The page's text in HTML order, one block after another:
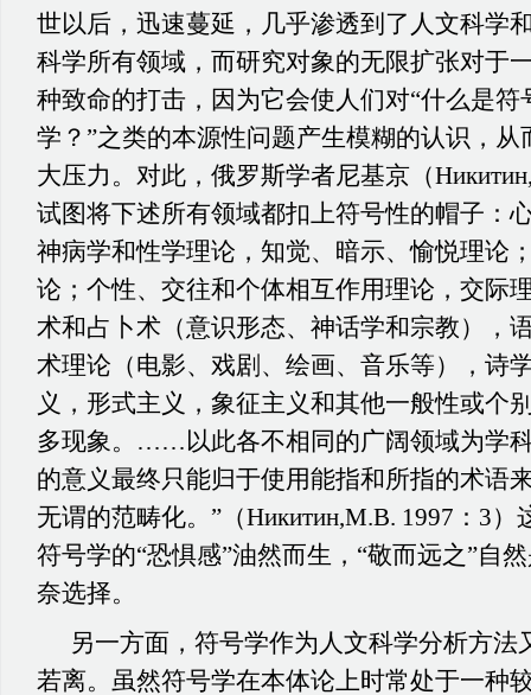
世以后，迅速蔓延，几乎渗透到了人文科学
科学所有领域，而研究对象的无限扩张对于
种致命的打击，因为它会使人们对“什么是符
学？”之类的本源性问题产生模糊的认识，
大压力。对此，俄罗斯学者尼基京（
试图将下述所有领域都扣上符号性的帽子：
神病学和性学理论，知觉、暗示、愉悦理论
论；个性、交往和个体相互作用理论，交际
术和占卜术（意识形态、神话学和宗教），
术理论（电影、戏剧、绘画、音乐等），诗
义，形式主义，象征主义和其他一般性或个
多现象。……以此各不相同的广阔领域为学
的意义最终只能归于使用能指和所指的术语
无谓的范畴化。”（Никитин,М.В. 1997：3）
符号学的“恐惧感”油然而生，“敬而远之”自
奈选择。
另一方面，符号学作为人文科学分析方法
若离。虽然符号学在本体论上时常处于一种